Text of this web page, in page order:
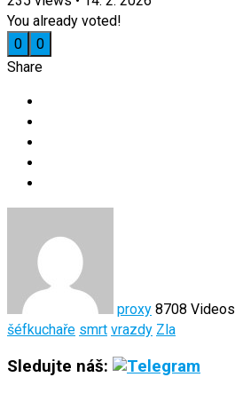
You already voted!
0
0
Share
proxy 8708 Videos
šéfkuchaře smrt vrazdy Zla
Sledujte náš: